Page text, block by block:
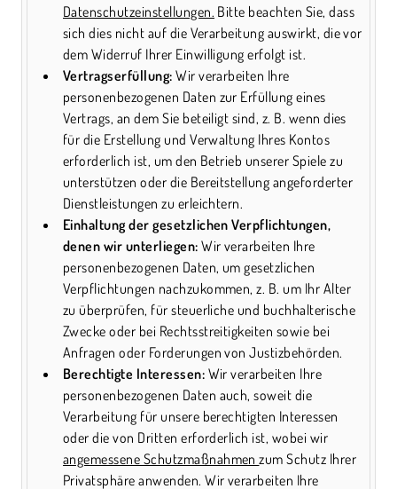
Datenschutzeinstellungen. Bitte beachten Sie, dass
sich dies nicht auf die Verarbeitung auswirkt, die vor
dem Widerruf Ihrer Einwilligung erfolgt ist.
Vertragserfüllung:Wir verarbeiten Ihre
personenbezogenen Daten zur Erfüllung eines
Vertrags, an dem Sie beteiligt sind, z. B. wenn dies
für die Erstellung und Verwaltung Ihres Kontos
erforderlich ist, um den Betrieb unserer Spiele zu
unterstützen oder die Bereitstellung angeforderter
Dienstleistungen zu erleichtern.
Einhaltung der gesetzlichen Verpflichtungen,
denen wir unterliegen:Wir verarbeiten Ihre
personenbezogenen Daten, um gesetzlichen
Verpflichtungen nachzukommen, z. B. um Ihr Alter
zu überprüfen, für steuerliche und buchhalterische
Zwecke oder bei Rechtsstreitigkeiten sowie bei
Anfragen oder Forderungen von Justizbehörden.
Berechtigte Interessen: Wir verarbeiten Ihre
personenbezogenen Daten auch, soweit die
Verarbeitung für unsere berechtigten Interessen
oder die von Dritten erforderlich ist, wobei wir
angemessene Schutzmaßnahmenzum Schutz Ihrer
Privatsphäre anwenden. Wir verarbeiten Ihre